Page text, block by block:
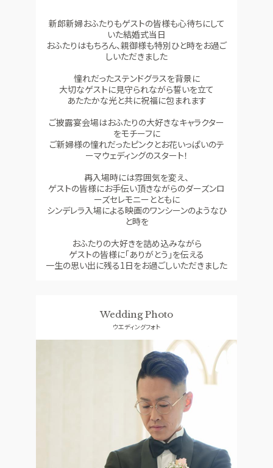
SUPPORT
資料請求 お問い合わせ フェア予約
新郎新婦おふたりもゲストの皆様も心待ちにして
いた結婚式当日
おふたりはもちろん、親御様も特別ひと時をお過ご
しいただきました
憧れだったステンドグラスを背景に
大切なゲストに見守られながら誓いを立て
あたたかな光と共に祝福に包まれます
ご披露宴会場はおふたりの大好きなキャラクター
をモチーフに
ご新婦様の憧れだったピンクとお花いっぱいのテ
ーマウェディングのスタート！
再入場時には雰囲気を変え、
ゲストの皆様にお手伝い頂きながらのダーズンロ
ーズセレモニーとともに
シンデレラ入場による映画のワンシーンのようなひ
と時を
おふたりの大好きを詰め込みながら
ゲストの皆様に「ありがとう」を伝える
一生の思い出に残る1日をお過ごしいただきました
Wedding Photo
ウエディングフォト